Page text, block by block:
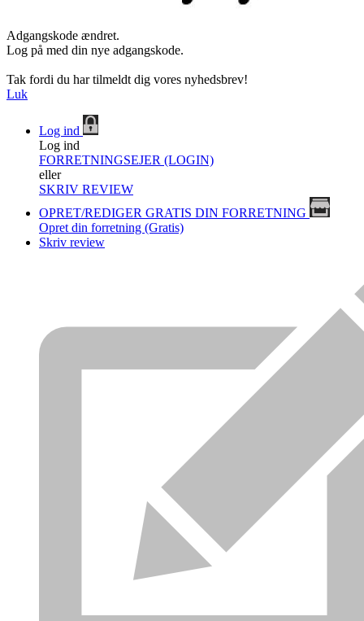
Adgangskode ændret.
Log på med din nye adgangskode.
Tak fordi du har tilmeldt dig vores nyhedsbrev!
Luk
Log ind
Log ind
FORRETNINGSEJER (LOGIN)
eller
SKRIV REVIEW
OPRET/REDIGER GRATIS DIN FORRETNING
Opret din forretning (Gratis)
Skriv review